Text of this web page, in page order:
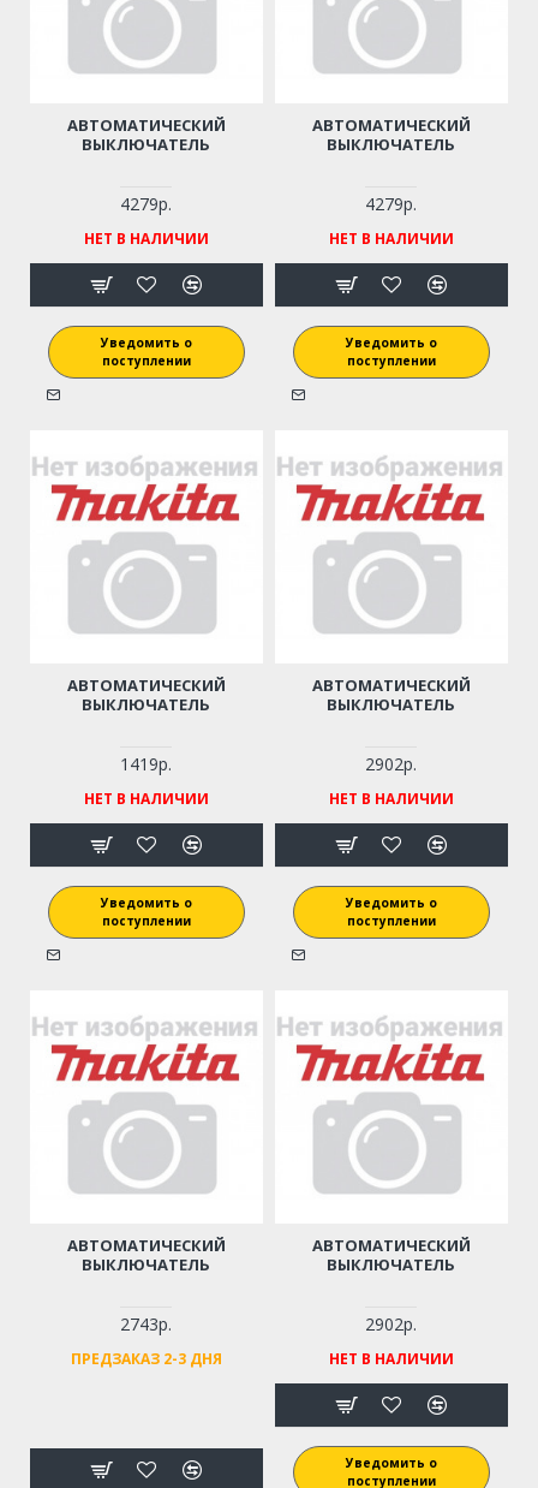
АВТОМАТИЧЕСКИЙ
ВЫКЛЮЧАТЕЛЬ
4279р.
НЕТ В НАЛИЧИИ
Уведомить о
поступлении
АВТОМАТИЧЕСКИЙ
ВЫКЛЮЧАТЕЛЬ
4279р.
НЕТ В НАЛИЧИИ
Уведомить о
поступлении
АВТОМАТИЧЕСКИЙ
ВЫКЛЮЧАТЕЛЬ
1419р.
НЕТ В НАЛИЧИИ
Уведомить о
поступлении
АВТОМАТИЧЕСКИЙ
ВЫКЛЮЧАТЕЛЬ
2902р.
НЕТ В НАЛИЧИИ
Уведомить о
поступлении
АВТОМАТИЧЕСКИЙ
ВЫКЛЮЧАТЕЛЬ
2743р.
ПРЕДЗАКАЗ 2-3 ДНЯ
АВТОМАТИЧЕСКИЙ
ВЫКЛЮЧАТЕЛЬ
2902р.
НЕТ В НАЛИЧИИ
Уведомить о
поступлении